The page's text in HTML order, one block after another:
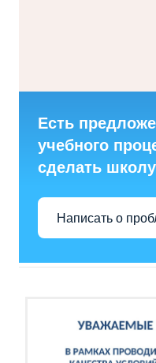
Есть
учебного
сделать
Написать о